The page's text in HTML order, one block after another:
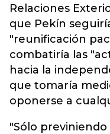
Relaciones
que Pekín
"reunificación
combatiría las
hacia la
que tomaría
oponerse a
"Sólo